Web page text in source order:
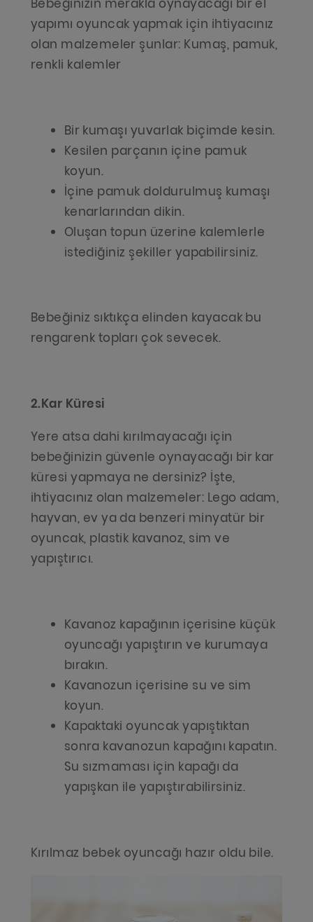
yapımı oyuncak yapmak için ihtiyacınız
olan malzemeler şunlar: Kumaş, pamuk,
renkli kalemler
Bir kumaşı yuvarlak biçimde kesin.
Kesilen parçanın içine pamuk
koyun.
İçine pamuk doldurulmuş kumaşı
kenarlarından dikin.
Oluşan topun üzerine kalemlerle
istediğiniz şekiller yapabilirsiniz.
Bebeğiniz sıktıkça elinden kayacak bu
rengarenk topları çok sevecek.
2.Kar Küresi
Yere atsa dahi kırılmayacağı için
bebeğinizin güvenle oynayacağı bir kar
küresi yapmaya ne dersiniz? İşte,
ihtiyacınız olan malzemeler: Lego adam,
hayvan, ev ya da benzeri minyatür bir
oyuncak, plastik kavanoz, sim ve
yapıştırıcı.
Kavanoz kapağının içerisine küçük
oyuncağı yapıştırın ve kurumaya
bırakın.
Kavanozun içerisine su ve sim
koyun.
Kapaktaki oyuncak yapıştıktan
sonra kavanozun kapağını kapatın.
Su sızmaması için kapağı da
yapışkan ile yapıştırabilirsiniz.
Kırılmaz bebek oyuncağı hazır oldu bile.